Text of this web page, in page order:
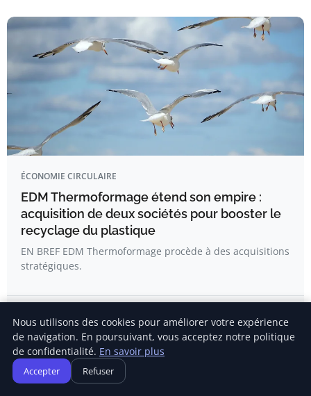
ÉCONOMIE CIRCULAIRE
EDM Thermoformage étend son empire :
acquisition de deux sociétés pour booster le
recyclage du plastique
EN BREF EDM Thermoformage procède à des acquisitions
stratégiques.
Nous utilisons des cookies pour améliorer votre expérience
de navigation. En poursuivant, vous acceptez notre politique
de confidentialité. En savoir plus
Accepter Refuser